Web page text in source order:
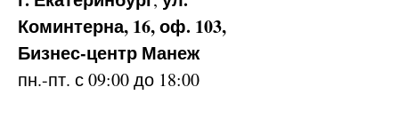
Коминтерна, 16, оф. 103,
Бизнес-центр Манеж
пн.-пт. с 09:00 до 18:00